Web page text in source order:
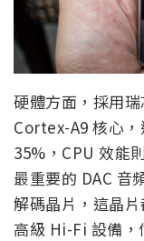
硬體方面，採用
Cortex-A9 核心
35%，CPU 效能
最重要的 DAC 音
解碼晶片，這晶
高級 Hi-Fi 設備，